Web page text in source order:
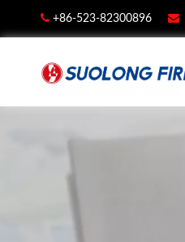
 +86-523-82300896 